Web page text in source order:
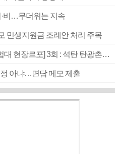
·비…무더위는 지속
민생지원금 조례안 처리 주목
[2026 부산청소년극지체험탐험대 현장르포] 3회 : 석탄 탄광촌에서 북극 연구의 중심지로
아냐…면담 메모 제출